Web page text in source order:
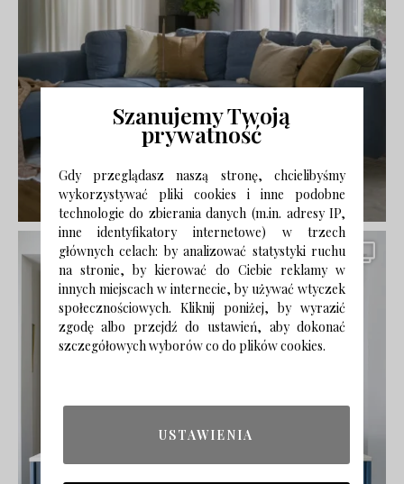
Szanujemy Twoją
prywatność
Gdy przeglądasz naszą stronę, chcielibyśmy
wykorzystywać pliki cookies i inne podobne
technologie do zbierania danych (m.in. adresy IP,
inne identyfikatory internetowe) w trzech
głównych celach: by analizować statystyki ruchu
na stronie, by kierować do Ciebie reklamy w
innych miejscach w internecie, by używać wtyczek
społecznościowych. Kliknij poniżej, by wyrazić
zgodę albo przejdź do ustawień, aby dokonać
szczegółowych wyborów co do plików cookies.
USTAWIENIA